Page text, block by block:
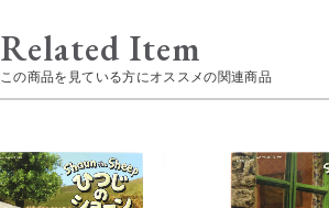
Related Item
この商品を見ている方にオススメの関連商品